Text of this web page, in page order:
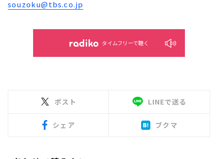
souzoku@tbs.co.jp
タイムフリーで聴く
ポスト LINEで送る
シェア ブクマ